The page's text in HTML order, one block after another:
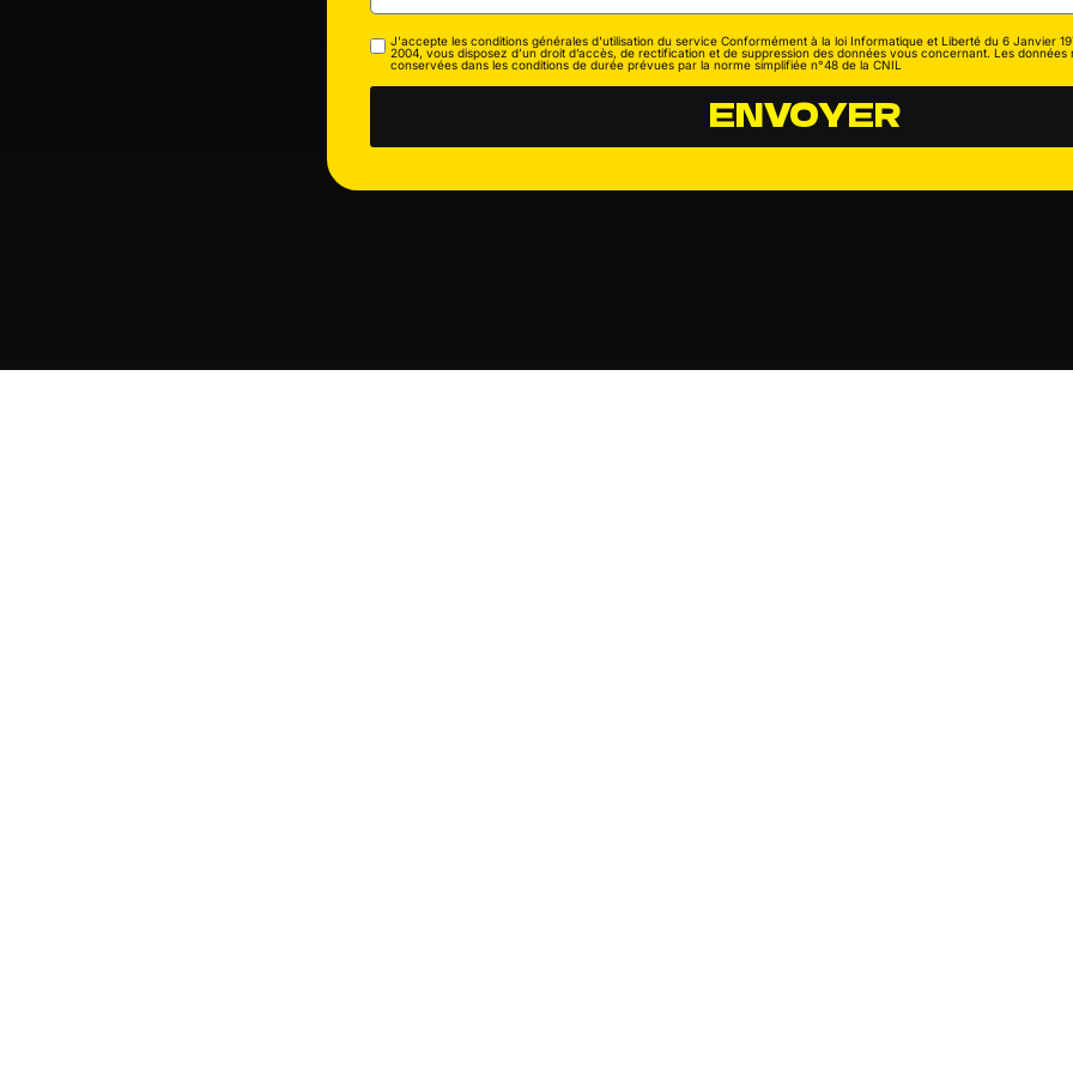
J'accepte les conditions générales d'utilisation du service Conformément à la loi Informatique et Liberté du 6 Janvier
2004, vous disposez d’un droit d’accès, de rectification et de suppression des données vous concernant. Les données
conservées dans les conditions de durée prévues par la norme simplifiée n°48 de la CNIL
ENVOYER